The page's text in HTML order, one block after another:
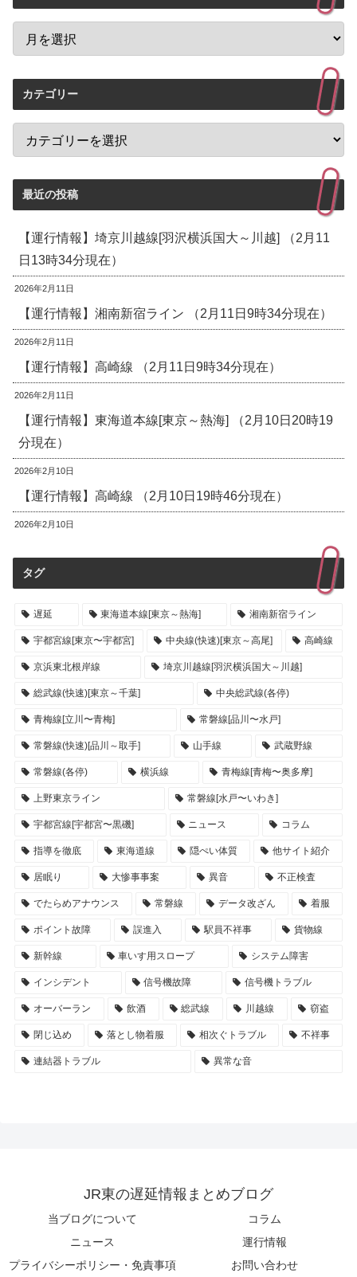
カテゴリー
最近の投稿
【運行情報】埼京川越線[羽沢横浜国大～川越] （2月11
日13時34分現在）
2026年2月11日
【運行情報】湘南新宿ライン （2月11日9時34分現在）
2026年2月11日
【運行情報】高崎線 （2月11日9時34分現在）
2026年2月11日
【運行情報】東海道本線[東京～熱海] （2月10日20時19
分現在）
2026年2月10日
【運行情報】高崎線 （2月10日19時46分現在）
2026年2月10日
タグ
遅延 東海道本線[東京～熱海] 湘南新宿ライン
宇都宮線[東京〜宇都宮] 中央線(快速)[東京～高尾] 高崎線
京浜東北根岸線 埼京川越線[羽沢横浜国大～川越]
総武線(快速)[東京～千葉] 中央総武線(各停)
青梅線[立川〜青梅] 常磐線[品川〜水戸]
常磐線(快速)[品川～取手] 山手線 武蔵野線
常磐線(各停) 横浜線 青梅線[青梅〜奥多摩]
上野東京ライン 常磐線[水戸〜いわき]
宇都宮線[宇都宮〜黒磯] ニュース コラム
指導を徹底 東海道線 隠ぺい体質 他サイト紹介
居眠り 大惨事事案 異音 不正検査
でたらめアナウンス 常磐線 データ改ざん 着服
ポイント故障 誤進入 駅員不祥事 貨物線
新幹線 車いす用スロープ システム障害
インシデント 信号機故障 信号機トラブル
オーバーラン 飲酒 総武線 川越線 窃盗
閉じ込め 落とし物着服 相次ぐトラブル 不祥事
連結器トラブル 異常な音
JR東の遅延情報まとめブログ
当ブログについて
コラム
ニュース
運行情報
プライバシーポリシー・免責事項
お問い合わせ